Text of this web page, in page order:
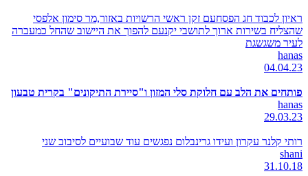
ראיון לכבוד חג הפסחעם זקן ראשי הרשויות באזור,מר סימון אלפסי
שהצליח בשירות ארוך לתושבי יקנעם להפוך את היישוב שהחל כמעברה
לעיר משגשגת
hanas
04.04.23
פותחים את הלב עם חלוקת סלי המזון ו"סיירת התיקונים" בקרית טבעון
hanas
29.03.23
רותי קלנר עקרון ועידו גרינבלום נפגשים עוד שבועיים לסיבוב שני
shani
31.10.18